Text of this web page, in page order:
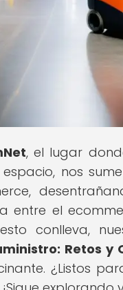
, el lugar
nos
entre el
conlleva,
Retos y
¿Listos